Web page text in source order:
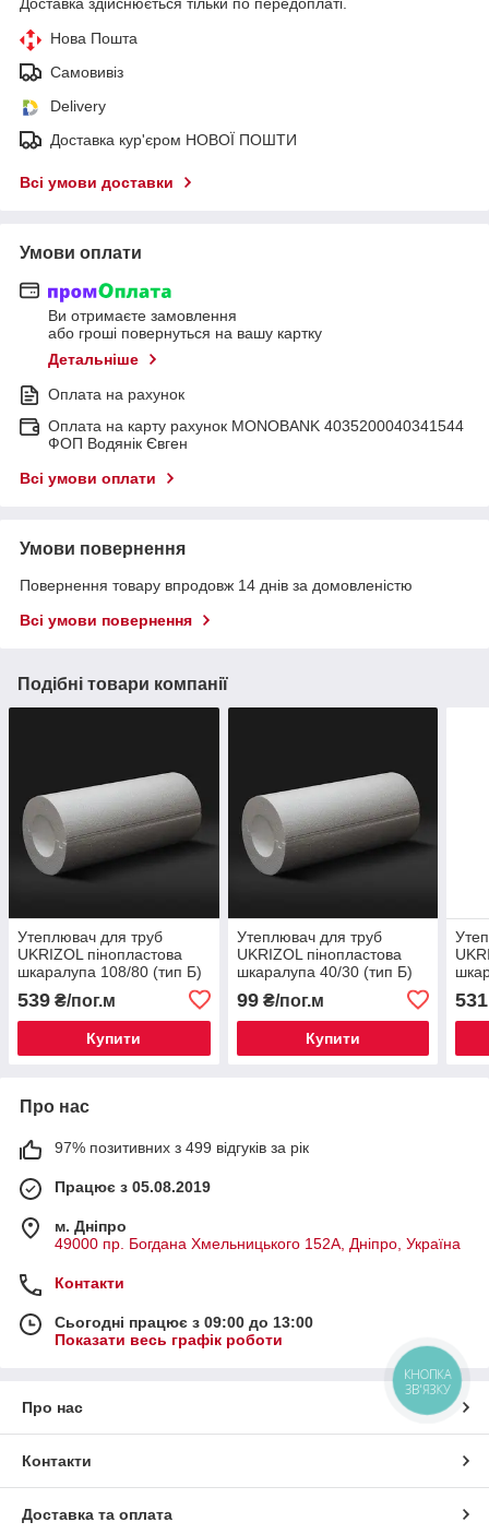
Нова Пошта
Самовивіз
Delivery
Доставка кур'єром НОВОЇ ПОШТИ
Всі умови доставки
Умови оплати
Ви отримаєте замовлення
або гроші повернуться на вашу картку
Детальніше
Оплата на рахунок
Оплата на карту рахунок MONOBANK 4035200040341544
ФОП Водянік Євген
Всі умови оплати
Умови повернення
Повернення товару впродовж 14 днів за домовленістю
Всі умови повернення
Подібні товари компанії
Утеплювач для труб
UKRIZOL пінопластова
шкаралупа 108/80 (тип Б)
539 ₴/пог.м
Купити
Утеплювач для труб
UKRIZOL пінопластова
шкаралупа 40/30 (тип Б)
99₴/пог.м
Купити
531
Про нас
97% позитивних з 499 відгуків за рік
Працює з 05.08.2019
м. Дніпро
49000 пр. Богдана Хмельницького 152А, Дніпро, Україна
Контакти
Сьогодні працює з 09:00 до 13:00
Показати весь графік роботи
Про нас
Контакти
Доставка та оплата
КНОПКА
ЗВ'ЯЗКУ